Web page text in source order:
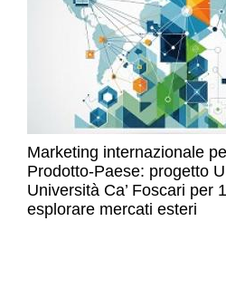
Marketing internazionale
Prodotto-Paese: progetto
Università Ca’ Foscari per
esplorare mercati esteri